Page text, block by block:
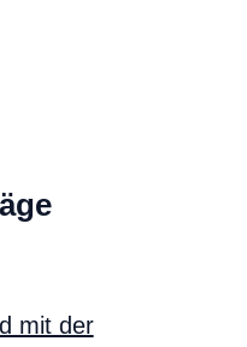
mit der